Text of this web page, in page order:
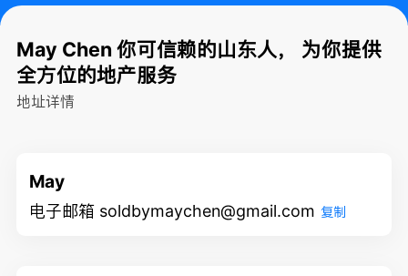
May Chen 你可信赖的山东人， 为你提供
全方位的地产服务
地址详情
May
电子邮箱 soldbymaychen@gmail.com 复制